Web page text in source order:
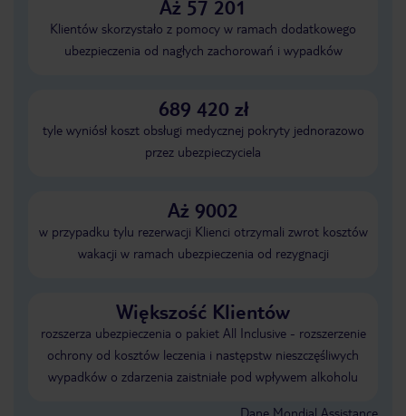
Aż 57 201
Klientów skorzystało z pomocy w ramach dodatkowego
ubezpieczenia od nagłych zachorowań i wypadków
689 420 zł
tyle wyniósł koszt obsługi medycznej pokryty jednorazowo
przez ubezpieczyciela
Aż 9002
w przypadku tylu rezerwacji Klienci otrzymali zwrot kosztów
wakacji w ramach ubezpieczenia od rezygnacji
Większość Klientów
rozszerza ubezpieczenia o pakiet All Inclusive - rozszerzenie
ochrony od kosztów leczenia i następstw nieszczęśliwych
wypadków o zdarzenia zaistniałe pod wpływem alkoholu
Dane Mondial Assistance